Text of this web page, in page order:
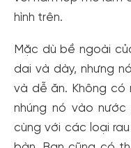
hình trên.
Mặc dù bề ngoài
dai và dày, nhưng
và dễ ăn. Không có
nhúng nó vào
cùng với các loại
Tạo tài khoản
Tạo tài khoản để có
dành cho thành viên